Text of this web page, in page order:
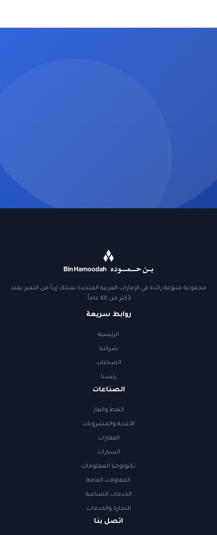
مجموعة متنوعة رائدة في الإمارات العربية المتحدة تمتلك إرثاً من التميز يمتد
لأكثر من 60 عاماً.
روابط سريعة
الرئيسية
شركتنا
الصناعات
رئيسنا
الصناعات
النفط والغاز
الأغذية والمشروبات
العقارات
السيارات
تكنولوجيا المعلومات
المقاولات العامة
الخدمات الصناعية
التجارة والخدمات
اتصل بنا